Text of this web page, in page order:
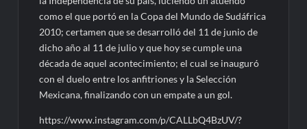
como el que portó en la Copa del Mundo de Sudáfrica
2010; certamen que se desarrolló del 11 de junio de
dicho año al 11 de julio y que hoy se cumple una
década de aquel acontecimiento; el cual se inauguró
con el duelo entre los anfitriones y la Selección
Mexicana, finalizando con un empate a un gol.
https://www.instagram.com/p/CALLbQ4BzUV/?